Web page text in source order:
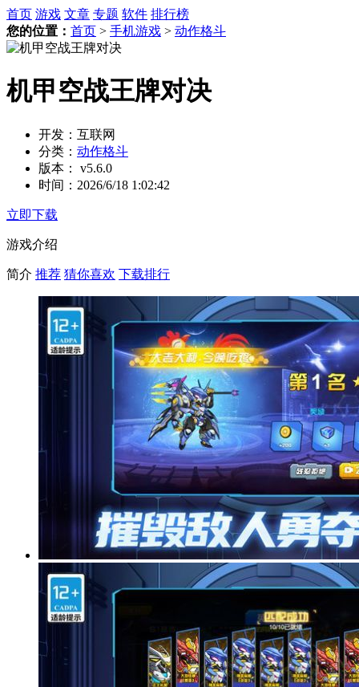
首页 游戏 文章 专题 软件 排行榜
您的位置： 首页 > 手机游戏 > 动作格斗
机甲空战王牌对决
开发： 互联网
分类： 动作格斗
版本：
v5.6.0
时间： 2026/6/18 1:02:42
立即下载
游戏介绍
简介 推荐 猜你喜欢 下载排行